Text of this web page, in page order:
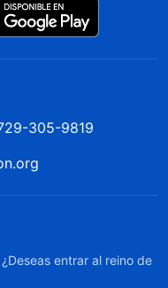
305-9819
entrar al reino de